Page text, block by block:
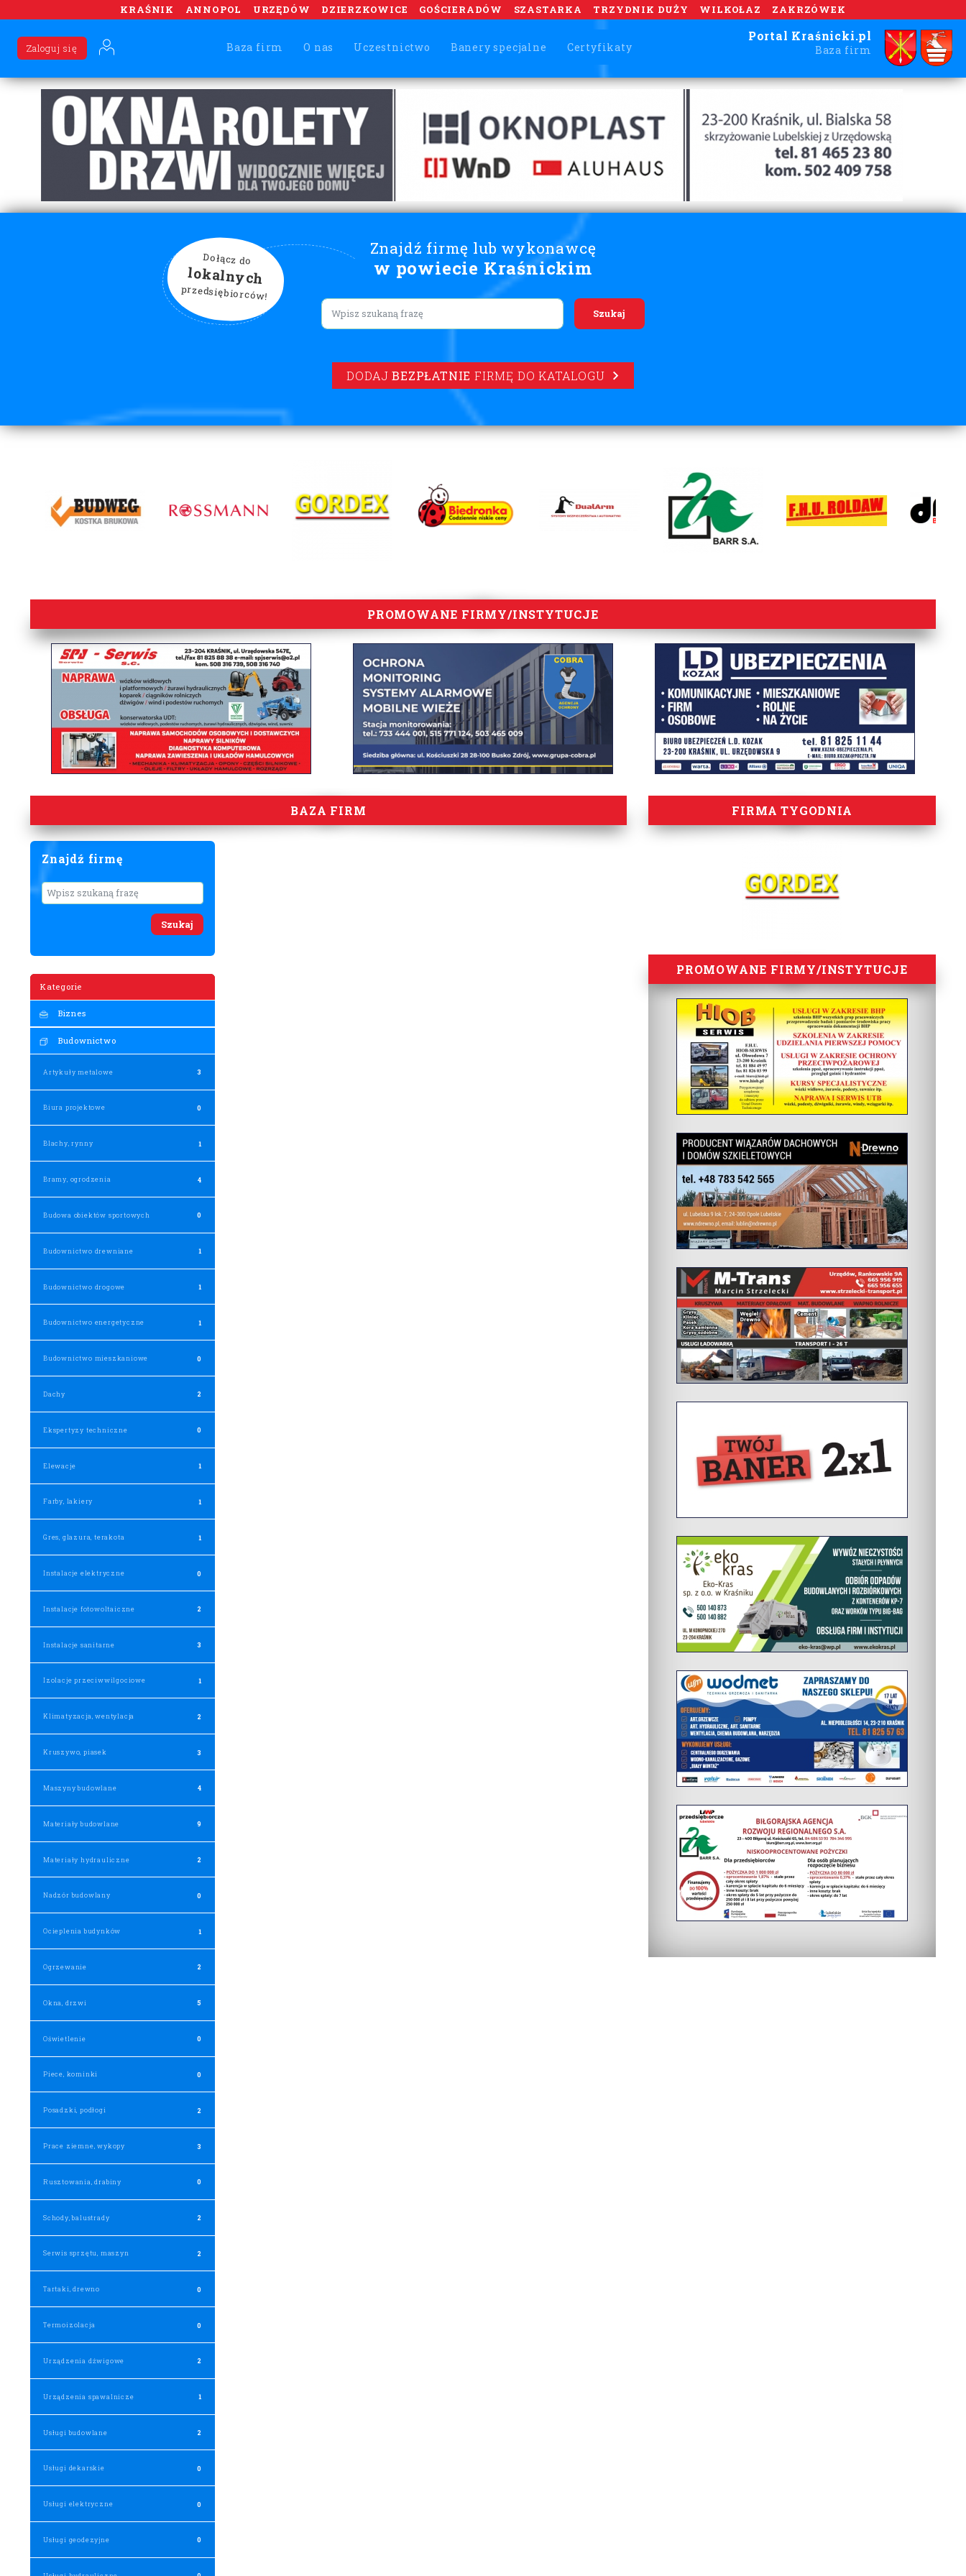
KRAŚNIK ANNOPOL URZĘDÓW DZIERZKOWICE GOŚCIERADÓW SZASTARKA TRZYDNIK DUŻY WILKOŁAZ ZAKRZÓWEK
Baza firm O nas Uczestnictwo Banery specjalne Certyfikaty
Zaloguj się
Portal Kraśnicki.pl
Baza firm
Znajdź firmę lub wykonawcę
w powiecie Kraśnickim
Dołącz do
lokalnych
przedsiębiorców!
Lorem ipsum
DODAJBEZPŁATNIE FIRMĘ DO KATALOGU
lorem ipsum
PROMOWANE FIRMY/INSTYTUCJE
BAZA FIRM
Znajdź firmę
Wyszukaj
Kategorie
Biznes
Budownictwo
Artykuły metalowe 3
Biura projektowe 0
Blachy, rynny 1
Bramy, ogrodzenia 4
Budowa obiektów sportowych 0
Budownictwo drewniane 1
Budownictwo drogowe 1
Budownictwo energetyczne 1
Budownictwo mieszkaniowe 0
Dachy 2
Ekspertyzy techniczne 0
Elewacje 1
Farby, lakiery 1
Gres, glazura, terakota 1
Instalacje elektryczne 0
Instalacje fotowoltaiczne 2
Instalacje sanitarne 3
Izolacje przeciwwilgociowe 1
Klimatyzacja, wentylacja 2
Kruszywo, piasek 3
Maszyny budowlane 4
Materiały budowlane 9
Materiały hydrauliczne 2
Nadzór budowlany 0
Ocieplenia budynków 1
Ogrzewanie 2
Okna, drzwi 5
Oświetlenie 0
Piece, kominki 0
Posadzki, podłogi 2
Prace ziemne, wykopy 3
Rusztowania, drabiny 0
Schody, balustrady 2
Serwis sprzętu, maszyn 2
Tartaki, drewno 0
Termoizolacja 0
Urządzenia dźwigowe 2
Urządzenia spawalnicze 1
Usługi budowlane 2
Usługi dekarskie 0
Usługi elektryczne 0
Usługi geodezyjne 0
FIRMA TYGODNIA
PROMOWANE FIRMY/INSTYTUCJE